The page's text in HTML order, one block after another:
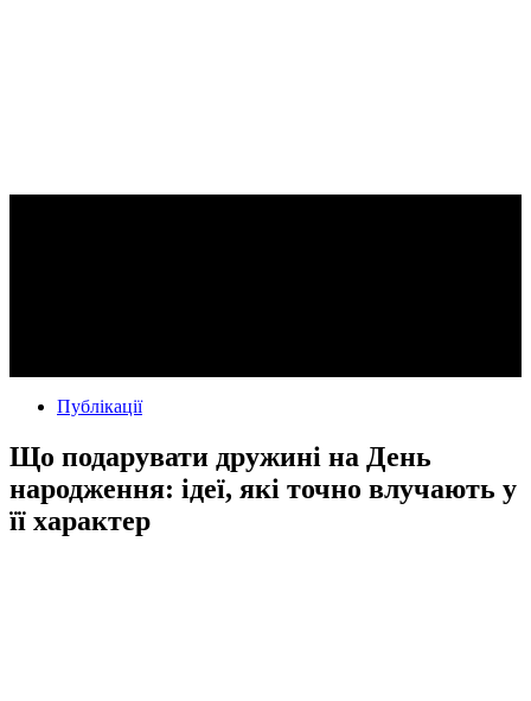
Публікації
Що подарувати дружині на День
народження: ідеї, які точно влучають у
її характер